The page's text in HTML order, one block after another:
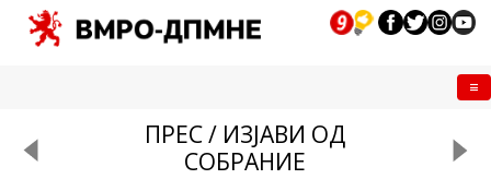
ПРЕС / ИЗЈАВИ ОД
СОБРАНИЕ